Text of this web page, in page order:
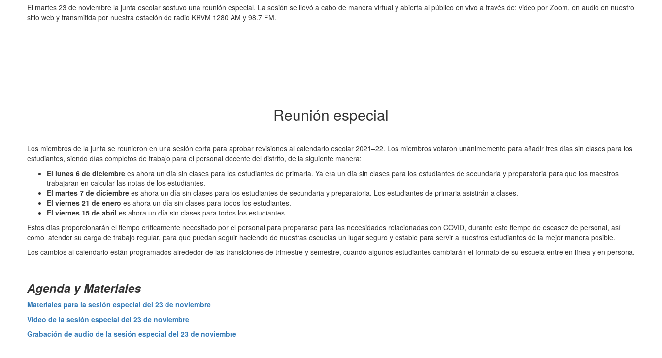
El martes 23 de noviembre la junta escolar sostuvo una reunión especial. La sesión se llevó a cabo de manera virtual y abierta al público en vivo a través de: video por Zoom, en audio en nuestro
sitio web y transmitida por nuestra estación de radio KRVM 1280 AM y 98.7 FM.
Reunión especial
Los miembros de la junta se reunieron en una sesión corta para aprobar revisiones al calendario escolar 2021–22. Los miembros votaron unánimemente para añadir tres días sin clases para los
estudiantes, siendo días completos de trabajo para el personal docente del distrito, de la siguiente manera:
El lunes 6 de diciembre es ahora un día sin clases para los estudiantes de primaria. Ya era un día sin clases para los estudiantes de secundaria y preparatoria para que los maestros
trabajaran en calcular las notas de los estudiantes.
El martes 7 de diciembre es ahora un día sin clases para los estudiantes de secundaria y preparatoria. Los estudiantes de primaria asistirán a clases.
El viernes 21 de enero es ahora un día sin clases para todos los estudiantes.
El viernes 15 de abril es ahora un día sin clases para todos los estudiantes.
Estos días proporcionarán el tiempo críticamente necesitado por el personal para prepararse para las necesidades relacionadas con COVID, durante este tiempo de escasez de personal, así
como atender su carga de trabajo regular, para que puedan seguir haciendo de nuestras escuelas un lugar seguro y estable para servir a nuestros estudiantes de la mejor manera posible.
Los cambios al calendario están programados alrededor de las transiciones de trimestre y semestre, cuando algunos estudiantes cambiarán el formato de su escuela entre en línea y en persona.
Agenda y Materiales
Materiales para la sesión especial del 23 de noviembre
Video de la sesión especial del 23 de noviembre
Grabación de audio de la sesión especial del 23 de noviembre